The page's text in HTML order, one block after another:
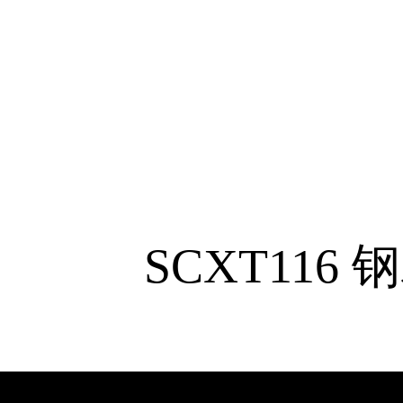
SCXT116